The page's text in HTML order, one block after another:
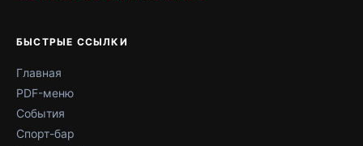
БЫСТРЫЕ ССЫЛКИ
Главная
PDF-меню
События
Спорт-бар